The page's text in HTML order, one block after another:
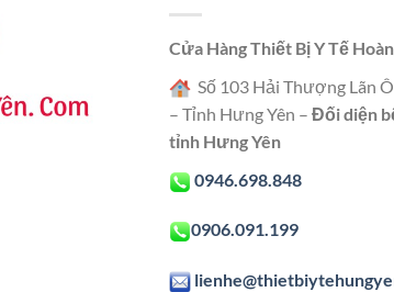
Cửa Hàng Thiết Bị Y Tế
Số 103 Hải Thượng Lãn
– Tỉnh Hưng Yên – Đối diện
tỉnh Hưng Yên
0946.698.848
0906.091.199